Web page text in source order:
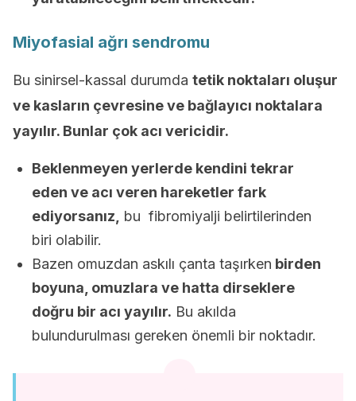
Miyofasial ağrı sendromu
Bu sinirsel-kassal durumda tetik noktaları oluşur
ve kasların çevresine ve bağlayıcı noktalara
yayılır. Bunlar çok acı vericidir.
Beklenmeyen yerlerde kendini tekrar
eden ve acı veren hareketler fark
ediyorsanız,
bu fibromiyalji belirtilerinden
biri olabilir.
Bazen omuzdan askılı çanta taşırken birden
boyuna, omuzlara ve hatta dirseklere
doğru bir acı yayılır. Bu akılda
bulundurulması gereken önemli bir noktadır.